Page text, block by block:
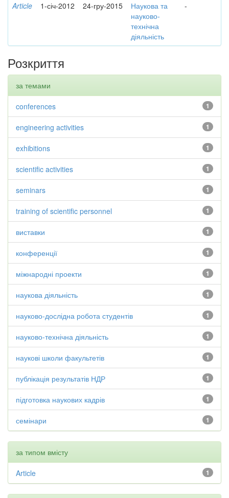
Article 1-січ-2012 24-гру-2015
Наукова та
науково-
технічна
діяльність
-
Розкриття
за темами
1
conferences
1
engineering activities
1
exhibitions
1
scientific activities
1
seminars
1
training of scientific personnel
1
виставки
1
конференції
1
міжнародні проекти
1
наукова діяльність
1
науково-дослідна робота студентів
1
науково-технічна діяльність
1
наукові школи факультетів
1
публікація результатів НДР
1
підготовка наукових кадрів
1
семінари
за типом вмісту
1
Article